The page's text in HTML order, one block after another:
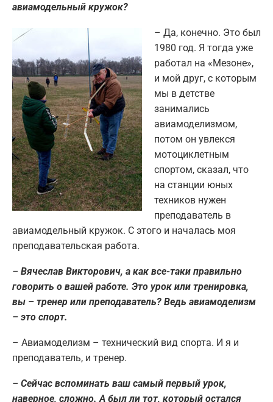
авиамодельный кружок?
– Да, конечно. Это был
1980 год. Я тогда уже
работал на «Мезоне»,
и мой друг, с которым
мы в детстве
занимались
авиамоделизмом,
потом он увлекся
мотоциклетным
спортом, сказал, что
на станции юных
техников нужен
преподаватель в
авиамодельный кружок. С этого и началась моя
преподавательская работа.
– Вячеслав Викторович, а как все-таки правильно
говорить о вашей работе. Это урок или тренировка,
вы – тренер или преподаватель? Ведь авиамоделизм
– это спорт.
– Авиамоделизм – технический вид спорта. И я и
преподаватель, и тренер.
– Сейчас вспоминать ваш самый первый урок,
наверное, сложно. А был ли тот, который остался